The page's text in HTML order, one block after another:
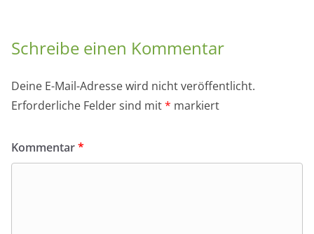
Schreibe einen Kommentar
Deine E-Mail-Adresse wird nicht veröffentlicht.
Erforderliche Felder sind mit* markiert
Kommentar*